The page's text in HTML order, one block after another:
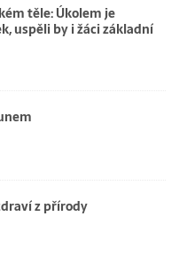
těle: Úkolem je
uspěli by i žáci základní
z přírody